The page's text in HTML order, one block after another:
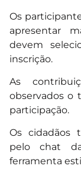
Os
apresentar
devem
inscrição.
As
observados o
participação.
Os cidadãos
pelo chat
ferramenta